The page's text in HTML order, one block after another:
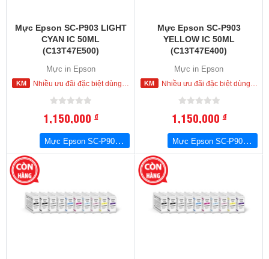
Mực Epson SC-P903 LIGHT
CYAN IC 50ML
(C13T47E500)
Mực in Epson
Nhiều ưu đãi đặc biệt dùng cho khách hàng đặt mua ngay trong hôm nay
1,150,000đ
Mực Epson SC-P903 LIGHT CYAN IC 50ML (C13T47E500)
Mực Epson SC-P903
YELLOW IC 50ML
(C13T47E400)
Mực in Epson
Nhiều ưu đãi đặc biệt dùng cho khách hàng đặt mua ngay trong hôm nay
1,150,000đ
Mực Epson SC-P903 YELLOW IC 50ML (C13T47E400)